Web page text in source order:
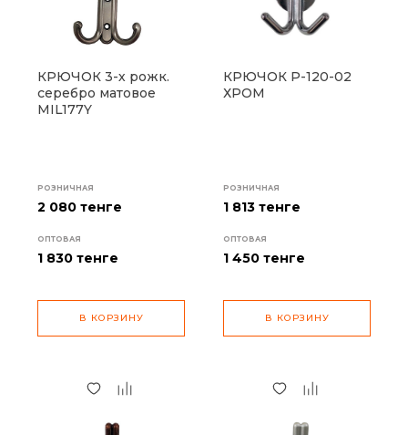
КРЮЧОК 3-х рожк.
серебро матовое
MIL177Y
РОЗНИЧНАЯ
2 080 тенге
ОПТОВАЯ
1 830 тенге
В КОРЗИНУ
КРЮЧОК P-120-02
ХРОМ
РОЗНИЧНАЯ
1 813 тенге
ОПТОВАЯ
1 450 тенге
В КОРЗИНУ